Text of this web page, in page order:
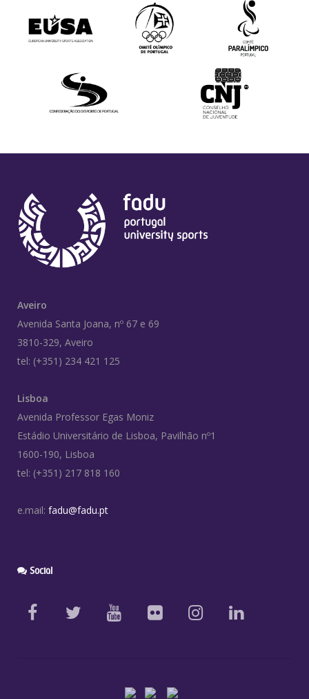
Aveiro
Avenida Santa Joana, nº 67 e 69
3810-329, Aveiro
tel: (+351) 234 421 125
Lisboa
Avenida Professor Egas Moniz
Estádio Universitário de Lisboa, Pavilhão nº1
1600-190, Lisboa
tel: (+351) 217 818 160
e.mail: fadu@fadu.pt
Social